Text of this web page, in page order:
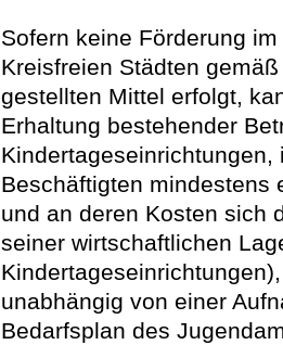
Sofern keine Förderung
Kreisfreien Städten
gestellten Mittel erfolgt,
Erhaltung bestehender
Beschäftigten mindestens
und an deren Kosten sich
seiner wirtschaftlichen
unabhängig von einer
Bedarfsplan des